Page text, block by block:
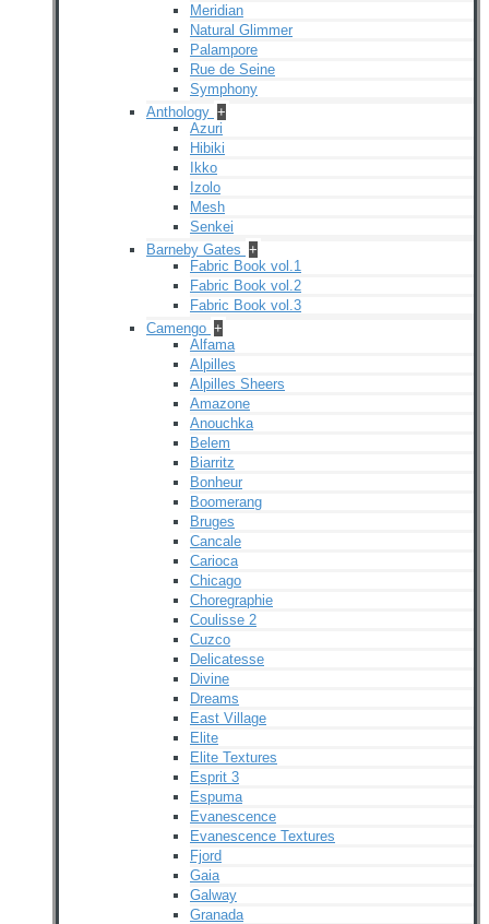
Meridian
Natural Glimmer
Palampore
Rue de Seine
Symphony
Anthology +
Azuri
Hibiki
Ikko
Izolo
Mesh
Senkei
Barneby Gates +
Fabric Book vol.1
Fabric Book vol.2
Fabric Book vol.3
Camengo +
Alfama
Alpilles
Alpilles Sheers
Amazone
Anouchka
Belem
Biarritz
Bonheur
Boomerang
Bruges
Cancale
Carioca
Chicago
Choregraphie
Coulisse 2
Cuzco
Delicatesse
Divine
Dreams
East Village
Elite
Elite Textures
Esprit 3
Espuma
Evanescence
Evanescence Textures
Fjord
Gaia
Galway
Granada